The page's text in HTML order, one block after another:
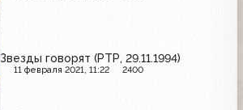
Звезды говорят (РТР, 29.11.1994)
11 февраля 2021, 11:22 2400